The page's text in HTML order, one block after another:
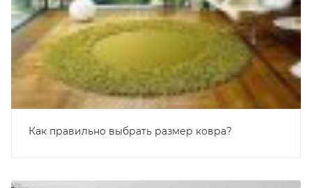
Как правильно выбрать размер ковра?